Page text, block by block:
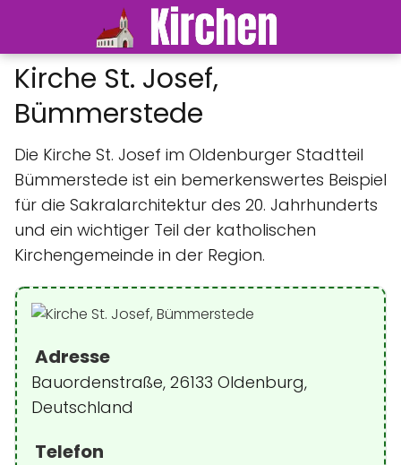
Kirche St. Josef,
Bümmerstede
Die Kirche St. Josef im Oldenburger Stadtteil
Bümmerstede ist ein bemerkenswertes Beispiel
für die Sakralarchitektur des 20. Jahrhunderts
und ein wichtiger Teil der katholischen
Kirchengemeinde in der Region.
Adresse
Bauordenstraße, 26133 Oldenburg,
Deutschland
Telefon